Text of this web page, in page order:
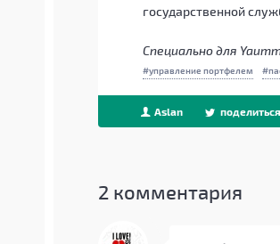
государственной
Специально для
управление портфелем
Aslan поделиться
2 комментария